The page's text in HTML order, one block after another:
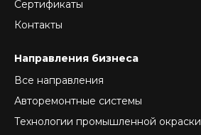
Сертификаты
Контакты
Направления бизнеса
Все направления
Авторемонтные системы
Технологии промышленной окраски